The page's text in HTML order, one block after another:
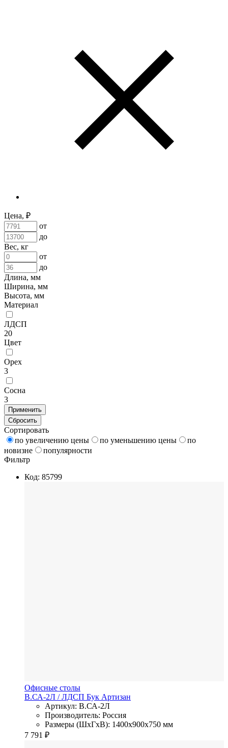
Цена, ₽
от
до
Вес, кг
от
до
Длина, мм
Ширина, мм
Высота, мм
Материал
ЛДСП
20
Цвет
Орех
3
Сосна
3
Применить
Сбросить
Сортировать
по увеличению цены
по уменьшению цены
по
новизне
популярности
Фильтр
Код: 85799
Офисные столы
В.СА-2Л / ЛДСП Бук Артизан
Артикул: В.СА-2Л
Производитель: Россия
Размеры (ШхГхВ): 1400x900x750 мм
7 791 ₽